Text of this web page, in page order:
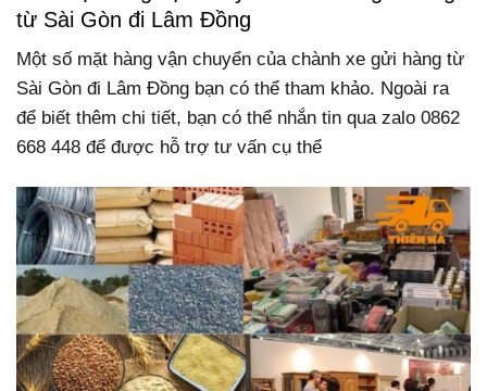
từ Sài Gòn đi Lâm Đồng
Một số mặt hàng vận chuyển của chành xe gửi hàng từ
Sài Gòn đi Lâm Đồng bạn có thể tham khảo. Ngoài ra
để biết thêm chi tiết, bạn có thể nhắn tin qua zalo 0862
668 448 để được hỗ trợ tư vấn cụ thể